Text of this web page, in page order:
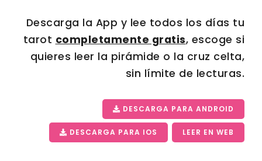
Descarga la App y lee todos los días tu
tarot completamente gratis, escoge si
quieres leer la pirámide o la cruz celta,
sin límite de lecturas.
DESCARGA PARA ANDROID
DESCARGA PARA IOS LEER EN WEB